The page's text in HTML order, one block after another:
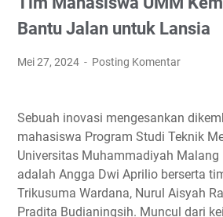
Bantu Jalan untuk Lansia
Mei 27, 2024 Posting Komentar
Sebuah inovasi mengesankan
mahasiswa Program Studi Teknik
Universitas Muhammadiyah Malang
adalah Angga Dwi Aprilio berserta
Trikusuma Wardana, Nurul Aisyah
Pradita Budianingsih. Muncul dari